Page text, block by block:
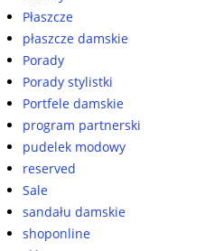
Płaszcze
płaszcze damskie
Porady
Porady stylistki
Portfele damskie
program partnerski
pudelek modowy
reserved
Sale
sandału damskie
shoponline